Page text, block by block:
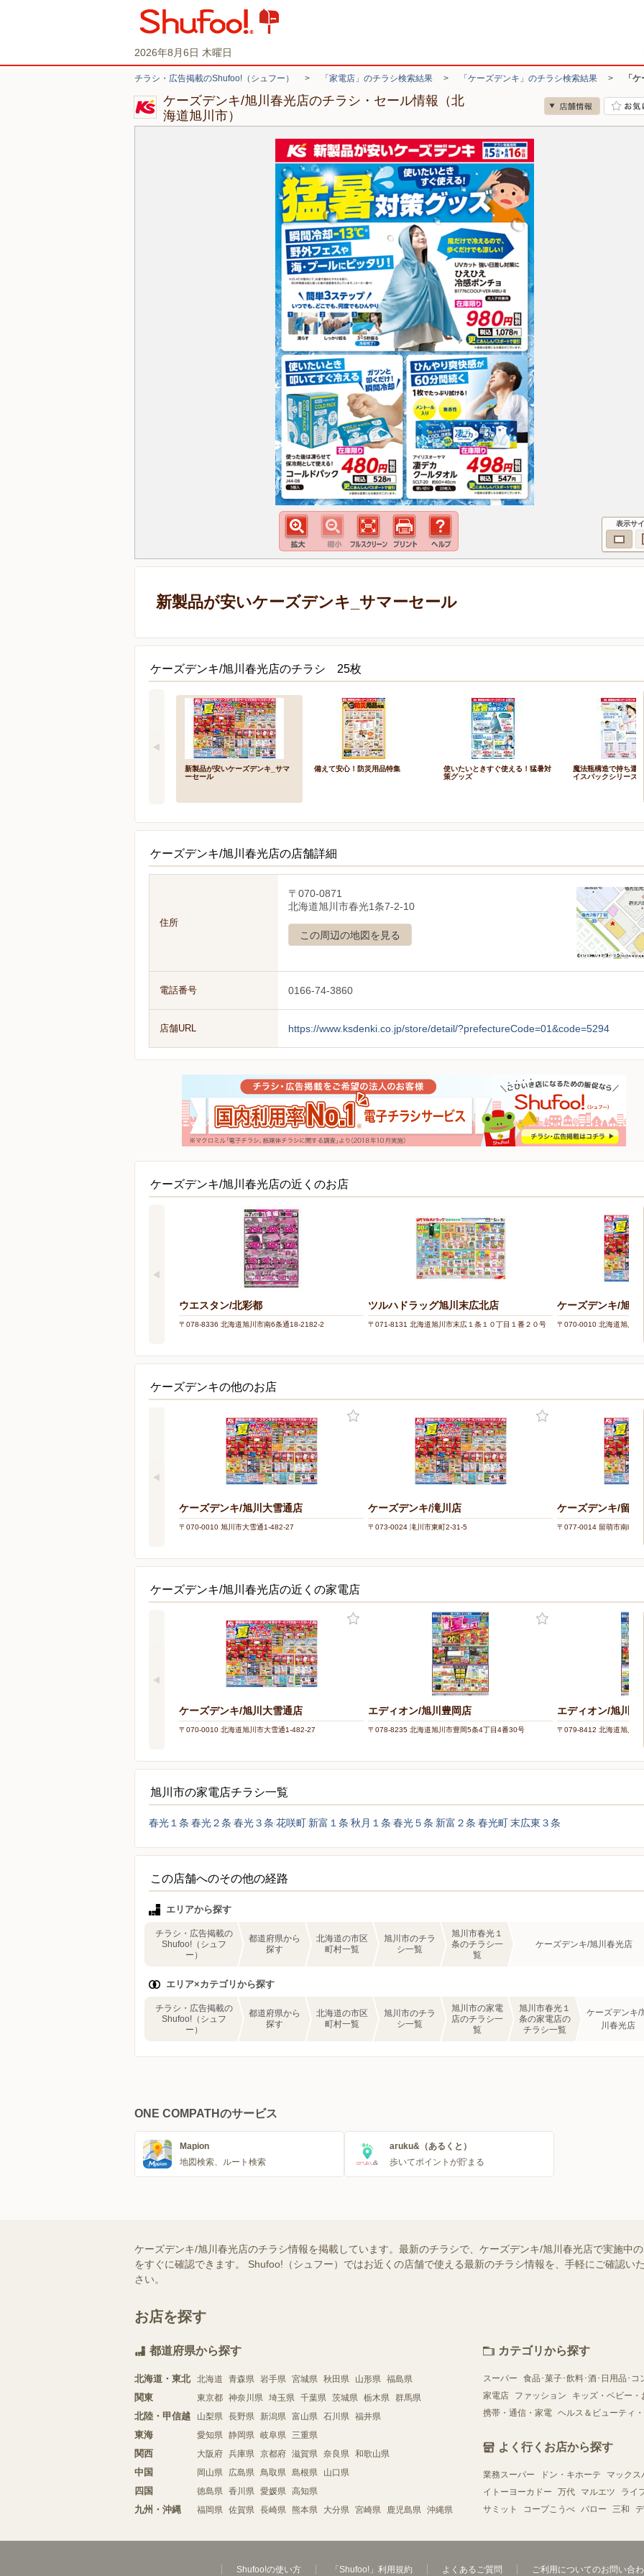
2026年8月6日 木曜日
チラシ・広告掲載のShufoo!（シュフー） > 「家電店」のチラシ検索結果 > 「ケーズデンキ」のチラシ検索結果 > 「
ケーズデンキ/旭川春光店のチラシ・セール情報（北
海道旭川市）
表示サ
新製品が安いケーズデンキ_サマーセール
ケーズデンキ/旭川春光店のチラシ 25枚
新製品が安いケーズデンキ_サマ
ーセール
備えて安心！防災用品特集
使いたいときすぐ使える！猛暑対
策グッズ
魔法瓶構造で持ち運ぶ
イスパックシリーズ
ケーズデンキ/旭川春光店の店舗詳細
住所
〒070-0871
北海道旭川市春光1条7-2-10
この周辺の地図を見る
電話番号 0166-74-3860
店舗URL https://www.ksdenki.co.jp/store/detail/?prefectureCode=01&code=5294
ケーズデンキ/旭川春光店の近くのお店
ウエスタン/北彩都
〒078-8336 北海道旭川市南6条通18-2182-2
ツルハドラッグ旭川末広北店
〒071-8131 北海道旭川市末広１条１０丁目１番２０号
ケーズデンキ/旭川
〒070-0010 北海道旭川
ケーズデンキの他のお店
ケーズデンキ/旭川大雪通店
〒070-0010 旭川市大雪通1-482-27
ケーズデンキ/滝川店
〒073-0024 滝川市東町2-31-5
ケーズデンキ/留萌
〒077-0014 留萌市南町3-
ケーズデンキ/旭川春光店の近くの家電店
ケーズデンキ/旭川大雪通店
〒070-0010 北海道旭川市大雪通1-482-27
エディオン/旭川豊岡店
〒078-8235 北海道旭川市豊岡5条4丁目4番30号
エディオン/旭川永
〒079-8412 北海道旭川市
旭川市の家電店チラシ一覧
春光１条 春光２条 春光３条 花咲町 新富１条 秋月１条 春光５条 新富２条 春光町末広東３条
この店舗へのその他の経路
エリアから探す
チラシ・広告掲載の
Shufoo!（シュフ
ー）
都道府県から
探す
北海道の市区
町村一覧
旭川市のチラ
シ一覧
旭川市春光１
条のチラシ一
覧
ケーズデンキ/旭川春光店
エリア×カテゴリから探す
チラシ・広告掲載の
Shufoo!（シュフ
ー）
都道府県から
探す
北海道の市区
町村一覧
旭川市のチラ
シ一覧
旭川市の家電
店のチラシ一
覧
旭川市春光１
条の家電店の
チラシ一覧
ケーズデンキ/
川春光店
ONE COMPATHのサービス
Mapion
地図検索、ルート検索
aruku&（あるくと）
歩いてポイントが貯まる
ケーズデンキ/旭川春光店のチラシ情報を掲載しています。最新のチラシで、ケーズデンキ/旭川春光店で実施中
をすぐに確認できます。 Shufoo!（シュフー）ではお近くの店舗で使える最新のチラシ情報を、手軽にご確認い
さい。
お店を探す
都道府県から探す
北海道・東北 北海道 青森県 岩手県 宮城県 秋田県 山形県 福島県
関東 東京都 神奈川県 埼玉県 千葉県 茨城県 栃木県 群馬県
北陸・甲信越 山梨県 長野県 新潟県 富山県 石川県 福井県
東海 愛知県 静岡県 岐阜県 三重県
関西 大阪府 兵庫県 京都府 滋賀県 奈良県 和歌山県
中国 岡山県 広島県 鳥取県 島根県 山口県
四国 徳島県 香川県 愛媛県 高知県
九州・沖縄 福岡県 佐賀県 長崎県 熊本県 大分県 宮崎県 鹿児島県 沖縄県
カテゴリから探す
スーパー 食品･菓子･飲料･酒･日用品･コ
家電店
ファッション キッズ・ベビー・
携帯・通信・家電 ヘルス＆ビューティ
よく行くお店から探す
業務スーパー ドン・キホーテ マックス
イトーヨーカドー
万代 マルエツ ライ
サミット
コープこうべ バロー 三和
Shufoo!の使い方 「Shufoo!」利用規約 よくあるご質問 ご利用についてのお問い合